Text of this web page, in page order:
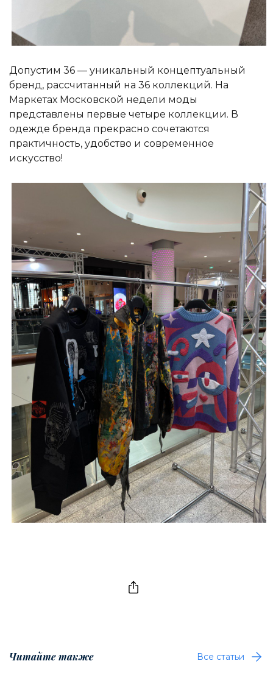
Допустим 36 — уникальный концептуальный
бренд, рассчитанный на 36 коллекций. На
Маркетах Московской недели моды
представлены первые четыре коллекции. В
одежде бренда прекрасно сочетаются
практичность, удобство и современное
искусство!
Читайте также Все статьи